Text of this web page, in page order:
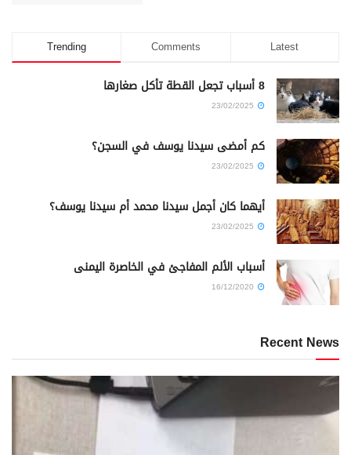
Trending Comments Latest
8 أسباب تجعل القطة تأكل صغارها
كم أمضى سيدنا يوسف في السجن؟
أيهما كان أجمل سيدنا محمد أم سيدنا يوسف؟
أسباب الألم المفاجئ في الخاصرة اليمنى
Recent News